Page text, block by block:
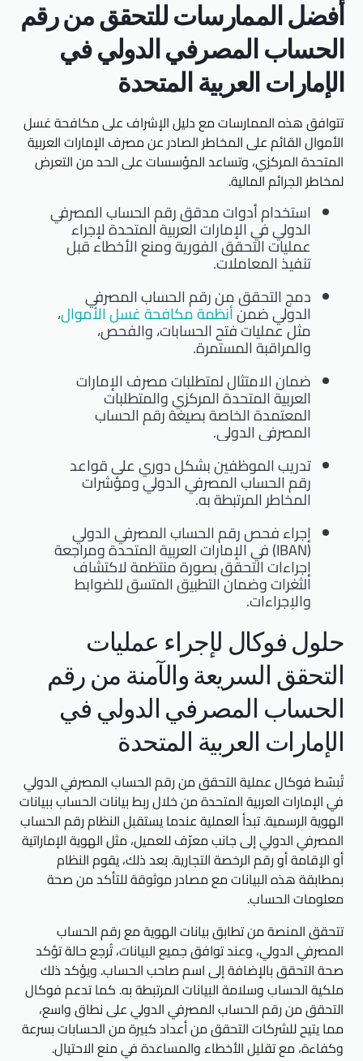
أفضل الممارسات للتحقق من رقم
الحساب المصرفي الدولي في
الإمارات العربية المتحدة
تتوافق هذه الممارسات مع دليل الإشراف على مكافحة غسل
الأموال القائم على المخاطر الصادر عن مصرف الإمارات العربية
المتحدة المركزي، وتساعد المؤسسات على الحد من التعرض
لمخاطر الجرائم المالية.
استخدام أدوات مدقق رقم الحساب المصرفي
الدولي في الإمارات العربية المتحدة لإجراء
عمليات التحقق الفورية ومنع الأخطاء قبل
تنفيذ المعاملات.
دمج التحقق من رقم الحساب المصرفي
الدولي ضمنأنظمة مكافحة غسل الأموال،
مثل عمليات فتح الحسابات، والفحص،
والمراقبة المستمرة.
ضمان الامتثال لمتطلبات مصرف الإمارات
العربية المتحدة المركزي والمتطلبات
المعتمدة الخاصة بصيغة رقم الحساب
المصرفي الدولي.
تدريب الموظفين بشكل دوري على قواعد
رقم الحساب المصرفي الدولي ومؤشرات
المخاطر المرتبطة به.
إجراء فحص رقم الحساب المصرفي الدولي
(IBAN) في الإمارات العربية المتحدة ومراجعة
إجراءات التحقق بصورة منتظمة لاكتشاف
الثغرات وضمان التطبيق المتسق للضوابط
والإجراءات.
حلول فوكال لإجراء عمليات
التحقق السريعة والآمنة من رقم
الحساب المصرفي الدولي في
الإمارات العربية المتحدة
تُبسّط فوكال عملية التحقق من رقم الحساب المصرفي الدولي
في الإمارات العربية المتحدة من خلال ربط بيانات الحساب ببيانات
الهوية الرسمية. تبدأ العملية عندما يستقبل النظام رقم الحساب
المصرفي الدولي إلى جانب معرّف للعميل، مثل الهوية الإماراتية
أو الإقامة أو رقم الرخصة التجارية. بعد ذلك، يقوم النظام
بمطابقة هذه البيانات مع مصادر موثوقة للتأكد من صحة
معلومات الحساب.
تتحقق المنصة من تطابق بيانات الهوية مع رقم الحساب
المصرفي الدولي، وعند توافق جميع البيانات، تُرجع حالة تؤكد
صحة التحقق بالإضافة إلى اسم صاحب الحساب. ويؤكد ذلك
ملكية الحساب وسلامة البيانات المرتبطة به. كما تدعم فوكال
التحقق من رقم الحساب المصرفي الدولي على نطاق واسع،
مما يتيح للشركات التحقق من أعداد كبيرة من الحسابات بسرعة
وكفاءة، مع تقليل الأخطاء والمساعدة في منع الاحتيال.